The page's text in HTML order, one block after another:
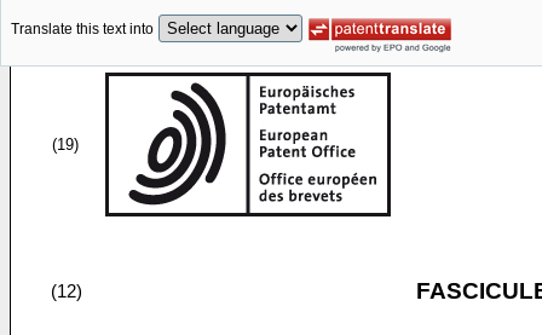
Translate this text into
(19)
(12)